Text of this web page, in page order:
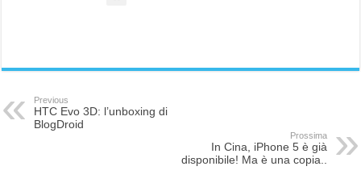
Previous
HTC Evo 3D: l’unboxing di
BlogDroid
Prossima
In Cina, iPhone 5 è già
disponibile! Ma è una copia..